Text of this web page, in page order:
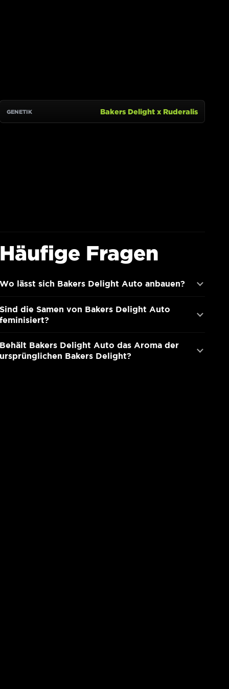
Fragen
lässt sich Bakers Delight Auto anbauen?
die Samen von Bakers Delight Auto
Bakers Delight Auto das Aroma der
Bakers Delight?